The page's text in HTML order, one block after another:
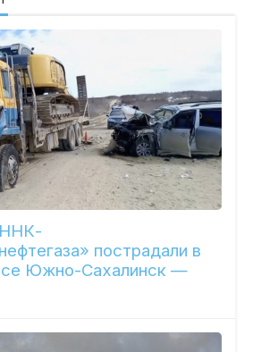
пострадали в
Южно-Сахалинск —